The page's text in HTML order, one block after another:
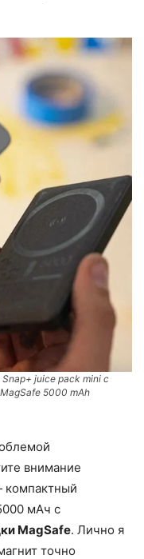
juice pack mini с
5000 mAh
внимание
мАч с
MagSafe. Лично я
точно